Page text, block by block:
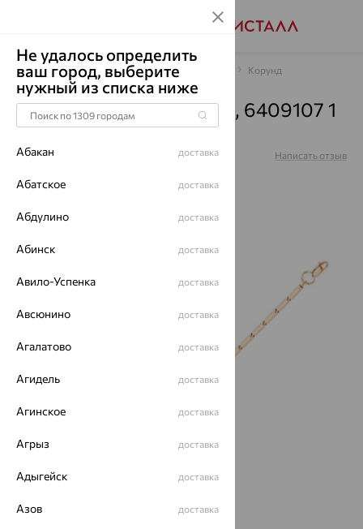
Главная Каталог Браслеты декоративные Корунд
Браслет, золото, корунд, 6409107 1
18 1
Артикул:
Написать отзыв
Не удалось определить
ваш город, выберите
нужный из списка ниже
Абакан доставка
Абатское доставка
Абдулино доставка
Абинск доставка
Авило-Успенка доставка
Авсюнино доставка
Агалатово доставка
Агидель доставка
Агинское доставка
Агрыз доставка
Адыгейск доставка
Азов доставка